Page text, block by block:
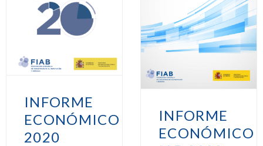
INFORME
ECONÓMICO
2020
INFORME
ECONÓMICO